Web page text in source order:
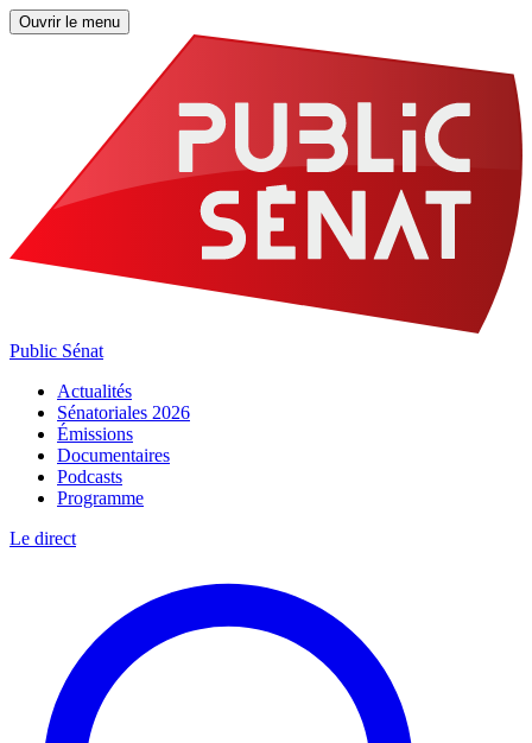
Ouvrir le menu
Public Sénat
Actualités
Sénatoriales 2026
Émissions
Documentaires
Podcasts
Programme
Le direct